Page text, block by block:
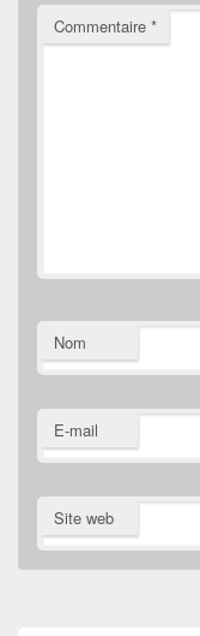
Commentaire *
Nom
E-mail
Site web